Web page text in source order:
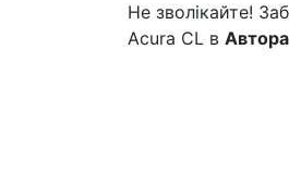
Не зволікайте!
Acura CL в